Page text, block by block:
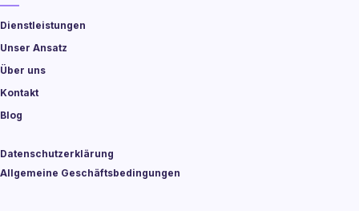
Dienstleistungen
Unser Ansatz
Über uns
Kontakt
Blog
Datenschutzerklärung
Allgemeine Geschäftsbedingungen